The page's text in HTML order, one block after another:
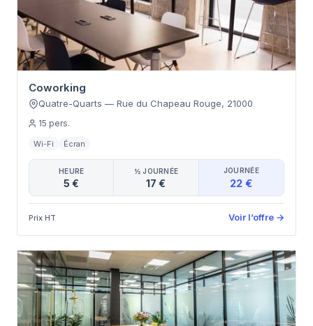
Coworking
Quatre-Quarts — Rue du Chapeau Rouge, 21000
15 pers.
Wi-Fi Écran
HEURE
5 €
½ JOURNÉE
17 €
JOURNÉE
22 €
Prix HT Voir l’offre →